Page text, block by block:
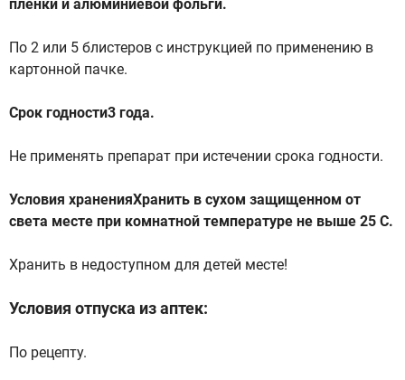
пленки и алюминиевой фольги.
По 2 или 5 блистеров с инструкцией по применению в
картонной пачке.
Срок годности3 года.
Не применять препарат при истечении срока годности.
Условия храненияХранить в сухом защищенном от
света месте при комнатной температуре не выше 25 С.
Хранить в недоступном для детей месте!
Условия отпуска из аптек:
По рецепту.